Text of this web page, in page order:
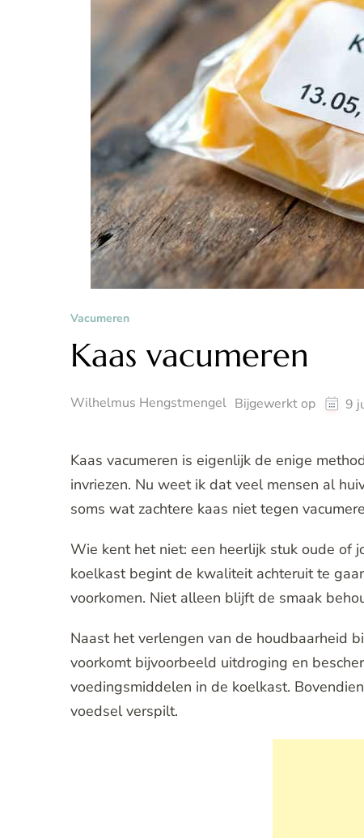
Vacumeren
Kaas vacumeren
Wilhelmus Hengstmengel Bijgewerkt op 9
Kaas vacumeren is eigenlijk de enige
invriezen. Nu weet ik dat veel mensen al
soms wat zachtere kaas niet tegen
Wie kent het niet: een heerlijk stuk oude of
koelkast begint de kwaliteit achteruit te
voorkomen. Niet alleen blijft de smaak
Naast het verlengen van de houdbaarheid
voorkomt bijvoorbeeld uitdroging en
voedingsmiddelen in de koelkast.
voedsel verspilt.